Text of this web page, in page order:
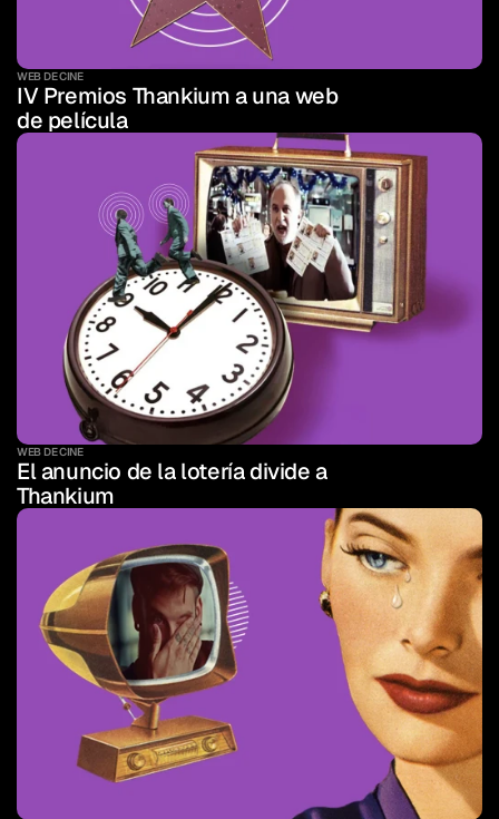
WEB DE CINE
IV Premios Thankium a una web
de película
WEB DE CINE
El anuncio de la lotería divide a
Thankium